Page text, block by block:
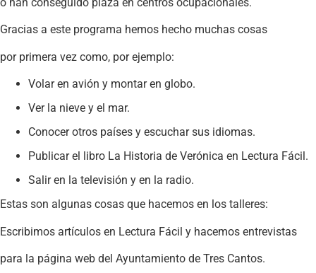
Gracias a este programa hemos hecho muchas cosas
por primera vez como, por ejemplo:
Volar en avión y montar en globo.
Ver la nieve y el mar.
Conocer otros países y escuchar sus idiomas.
Publicar el libro La Historia de Verónica en Lectura Fácil.
Salir en la televisión y en la radio.
Estas son algunas cosas que hacemos en los talleres:
Escribimos artículos en Lectura Fácil y hacemos entrevistas
para la página web del Ayuntamiento de Tres Cantos.